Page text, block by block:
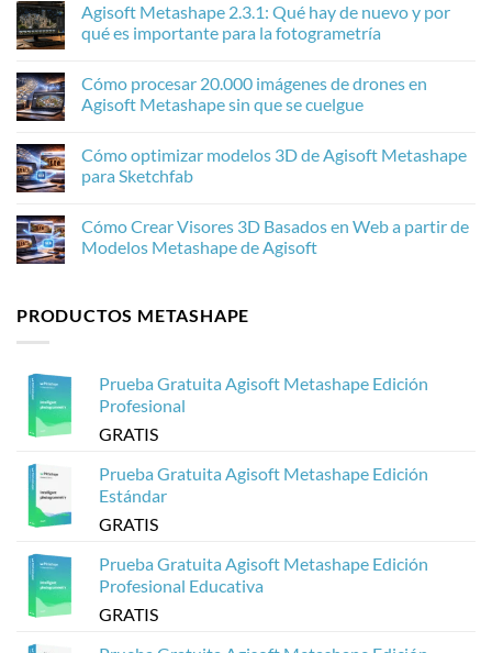
comentarios
Cómo
de
escala
de
las
texturas
de
Agisoft
Metashape
Agisoft Metashape 2.3.1: Qué hay de nuevo y por
qué es importante para la fotogrametría
comentarios
en
Agisoft
Qué
de
por
qué
es
fotogrametría
Cómo procesar 20.000 imágenes de drones en
Agisoft Metashape sin que se cuelgue
comentarios
Cómo
imágenes
de
drones
sin
que
Cómo optimizar modelos 3D de Agisoft Metashape
para Sketchfab
comentarios
en
Cómo
de
Agisoft
Cómo Crear Visores 3D Basados en Web a partir de
Modelos Metashape de Agisoft
en
Cómo
Basados
Web
partir
Modelos
Metashape
PRODUCTOS METASHAPE
Prueba Gratuita Agisoft Metashape Edición
Profesional
GRATIS
Prueba Gratuita Agisoft Metashape Edición
Estándar
GRATIS
Prueba Gratuita Agisoft Metashape Edición
Profesional Educativa
GRATIS